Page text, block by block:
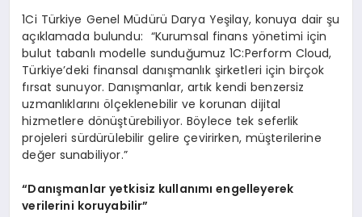
1Ci Türkiye Genel Müdürü Darya Yeşilay, konuya dair şu
açıklamada bulundu: “Kurumsal finans yönetimi için
bulut tabanlı modelle sunduğumuz 1C:Perform Cloud,
Türkiye’deki finansal danışmanlık şirketleri için birçok
fırsat sunuyor. Danışmanlar, artık kendi benzersiz
uzmanlıklarını ölçeklenebilir ve korunan dijital
hizmetlere dönüştürebiliyor. Böylece tek seferlik
projeleri sürdürülebilir gelire çevirirken, müşterilerine
değer sunabiliyor.”
“Danışmanlar yetkisiz kullanımıengelleyerek
verilerini koruyabilir”